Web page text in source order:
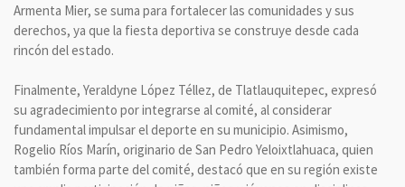
Armenta Mier, se suma para fortalecer las comunidades y sus
derechos, ya que la fiesta deportiva se construye desde cada
rincón del estado.
Finalmente, Yeraldyne López Téllez, de Tlatlauquitepec, expresó
su agradecimiento por integrarse al comité, al considerar
fundamental impulsar el deporte en su municipio. Asimismo,
Rogelio Ríos Marín, originario de San Pedro Yeloixtlahuaca, quien
también forma parte del comité, destacó que en su región existe